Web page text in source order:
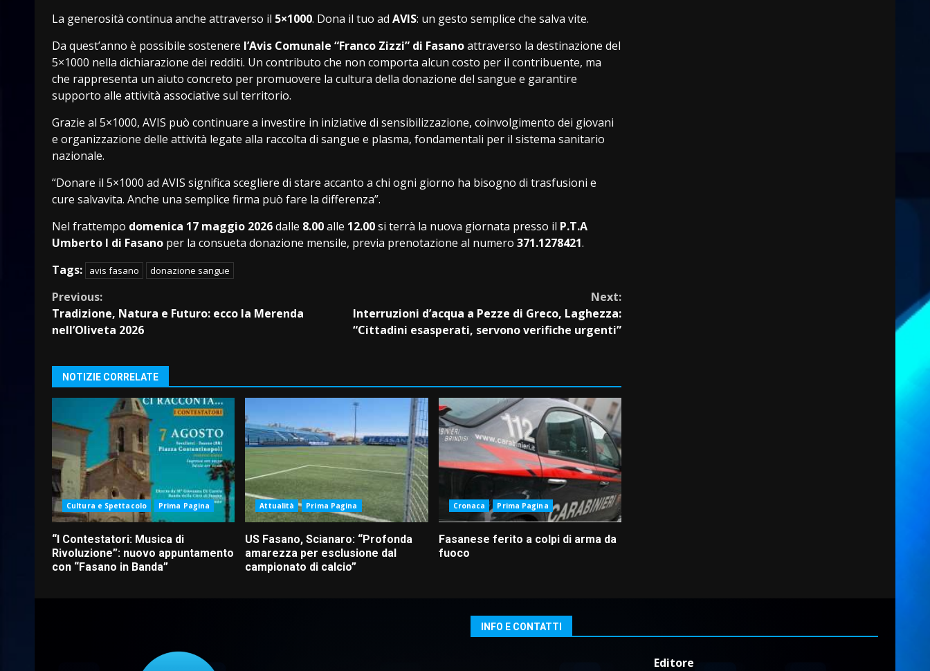
La generosità continua anche attraverso il 5×1000. Dona il tuo ad AVIS: un gesto semplice che salva vite.
Da quest’anno è possibile sostenere l’Avis Comunale “Franco Zizzi” di Fasanoattraverso la destinazione del
5×1000 nella dichiarazione dei redditi. Un contributo che non comporta alcun costo per il contribuente, ma
che rappresenta un aiuto concreto per promuovere la cultura della donazione del sangue e garantire
supporto alle attività associative sul territorio.
Grazie al 5×1000, AVIS può continuare a investire in iniziative di sensibilizzazione, coinvolgimento dei giovani
e organizzazione delle attività legate alla raccolta di sangue e plasma, fondamentali per il sistema sanitario
nazionale.
“Donare il 5×1000 ad AVIS significa scegliere di stare accanto a chi ogni giorno ha bisogno di trasfusioni e
cure salvavita. Anche una semplice firma può fare la differenza”.
Nel frattempo domenica 17 maggio 2026dalle 8.00alle 12.00si terrà la nuova giornata presso il P.T.A
Umberto I di Fasano per la consueta donazione mensile, previa prenotazione al numero 371.1278421.
Tags:
avis fasano donazione sangue
Continue
Reading
Previous:
Tradizione, Natura e Futuro: ecco la Merenda
nell’Oliveta 2026
Next:
Interruzioni d’acqua a Pezze di Greco, Laghezza:
“Cittadini esasperati, servono verifiche urgenti”
NOTIZIE CORRELATE
Cultura e Spettacolo Prima Pagina
“I Contestatori: Musica di
Rivoluzione”: nuovo appuntamento
con “Fasano in Banda”
Attualità Prima Pagina
US Fasano, Scianaro: “Profonda
amarezza per esclusione dal
campionato di calcio”
Cronaca Prima Pagina
Fasanese ferito a colpi di arma da
fuoco
INFO E CONTATTI
Editore